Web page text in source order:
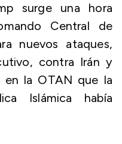
surge una hora
Central de
nuevos ataques,
contra Irán y
en la OTAN que la
Islámica había